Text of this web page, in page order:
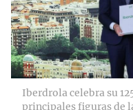
Iberdrola celebra su
principales figuras de